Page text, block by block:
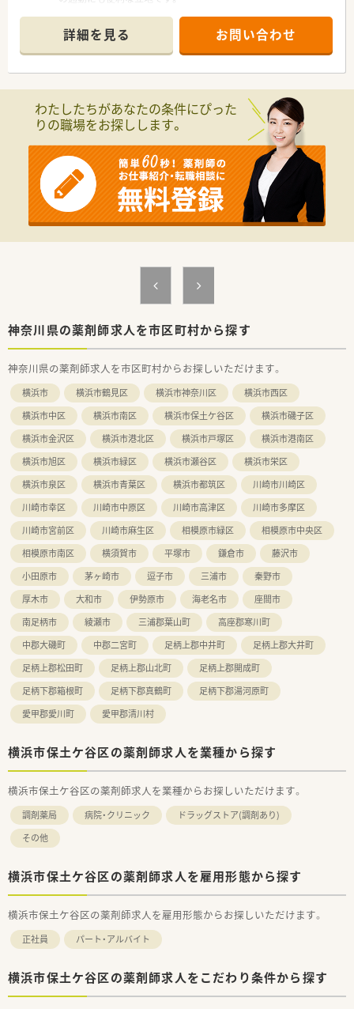
す。
■薬剤師は常勤3名と非常勤1名の体制で、落ち着いた環境で業
務に取り組むことが可能です。
■地域に根差した医療を提供することを理念とし、患者様一人ひ
とりに向き合う姿勢を大切にしています。
■精神科医療に特化した病院を運営しており、地域社会のメンタ
■職員が長期的に安心して働ける環境を整備し、専門性を高めら
れるキャリア支援を重視しています。
【勤務実態について】
■残業はほとんど発生しないため、終業後の時間を有効活用し、
メリハリのある毎日を送れます。
■有給休暇の取得も推奨されており、ご自身の予定に合わせて柔
■子育て中のスタッフも多く在籍しており、急なお休みなどにも
理解があり協力しあえる職場です。
詳細を見る お問い合わせ
わたしたちがあなたの条件にぴった
りの職場をお探しします。
神奈川県の薬剤師求人を市区町村から探す
神奈川県の薬剤師求人を市区町村からお探しいただけます。
横浜市 横浜市鶴見区 横浜市神奈川区
横浜市西区
横浜市中区
横浜市南区 横浜市保土ケ谷区
横浜市磯子区
横浜市金沢区
横浜市港北区 横浜市戸塚区
横浜市港南区
横浜市旭区
横浜市緑区 横浜市瀬谷区
横浜市栄区
横浜市泉区
横浜市青葉区 横浜市都筑区
川崎市川崎区
川崎市幸区
川崎市中原区 川崎市高津区
川崎市多摩区
川崎市宮前区
川崎市麻生区 相模原市緑区
相模原市中央区
相模原市南区
横須賀市 平塚市 鎌倉市
藤沢市
小田原市
茅ヶ崎市 逗子市 三浦市
秦野市
厚木市
大和市 伊勢原市 海老名市
座間市
南足柄市
綾瀬市 三浦郡葉山町
高座郡寒川町
中郡大磯町
中郡二宮町 足柄上郡中井町
足柄上郡大井町
足柄上郡松田町
足柄上郡山北町
足柄上郡開成町
足柄下郡箱根町
足柄下郡真鶴町
足柄下郡湯河原町
愛甲郡愛川町
愛甲郡清川村
横浜市保土ケ谷区の薬剤師求人を業種から探す
横浜市保土ケ谷区の薬剤師求人を業種からお探しいただけます。
調剤薬局 病院・クリニック
ドラッグストア(調剤あり)
その他
横浜市保土ケ谷区の薬剤師求人を雇用形態から探す
横浜市保土ケ谷区の薬剤師求人を雇用形態からお探しいただけます。
正社員 パート・アルバイト
横浜市保土ケ谷区の薬剤師求人をこだわり条件から探す